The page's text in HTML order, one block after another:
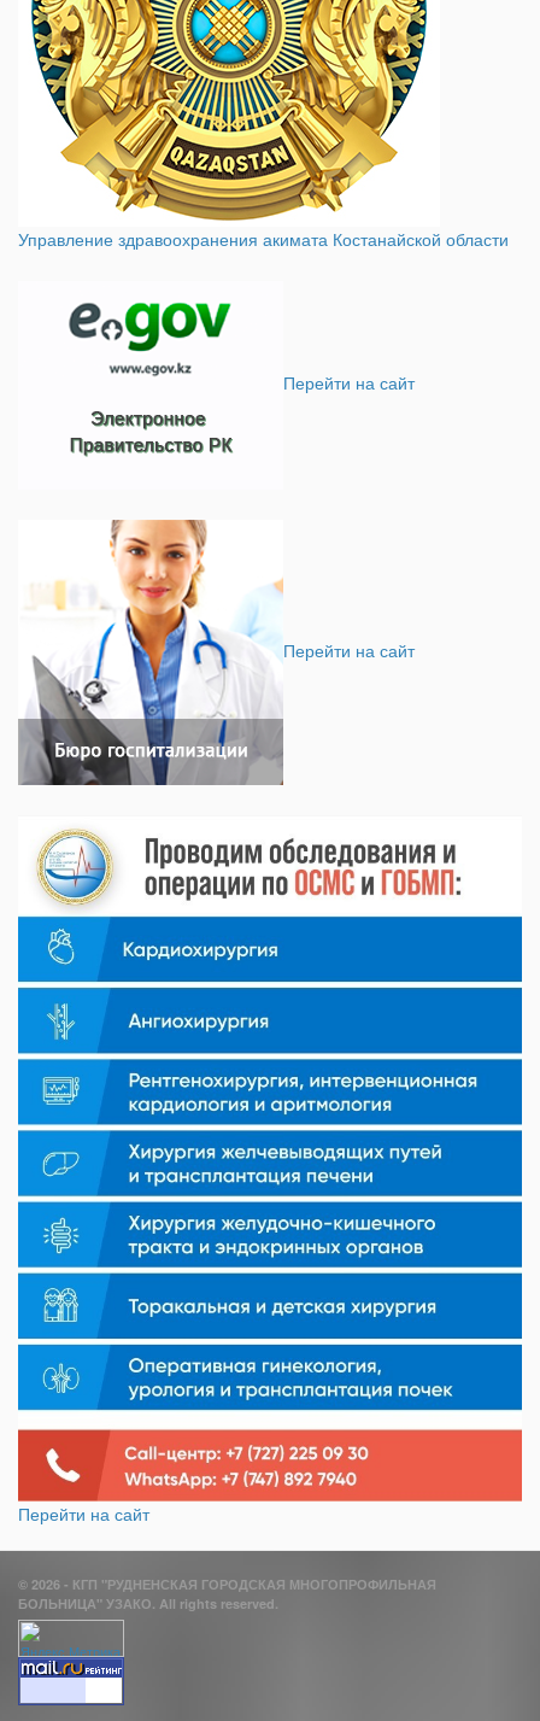
Управление здравоохранения акимата Костанайской области
Перейти на сайт
Перейти на сайт
Перейти на сайт
© 2026 - КГП "РУДНЕНСКАЯ ГОРОДСКАЯ МНОГОПРОФИЛЬНАЯ
БОЛЬНИЦА" УЗАКО. All rights reserved.